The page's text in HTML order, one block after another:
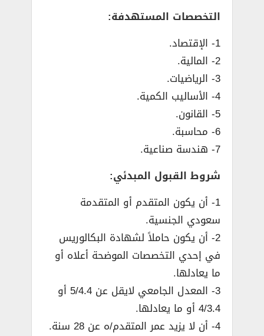
التخصصات المستهدفة:
1- الإقتصاد.
2- المالية.
3- الرياضيات.
4- الأساليب الكمية.
5- القانون.
6- محاسبة.
7- هندسة صناعية.
شروط القبول المبدئي:
1- أن يكون المتقدم أو المتقدمة
سعودي الجنسية.
2- أن يكون حاملاً لشهادة البكالوريس
في إحدي التخصصات الموضحة أعلاه أو
ما يعادلها.
3- المعدل الجامعي لايقل عن 5/4.4 أو
4/3.4 أو ما يعادلها.
4- أن لا يزيد عمر المتقدم/ه عن 28 سنة.